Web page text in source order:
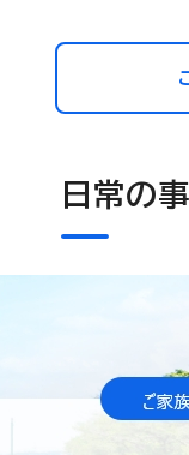
日常の